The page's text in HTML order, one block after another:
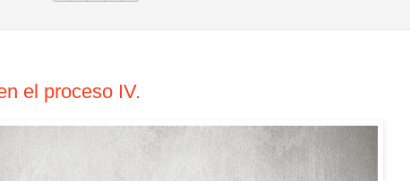
el proceso IV.